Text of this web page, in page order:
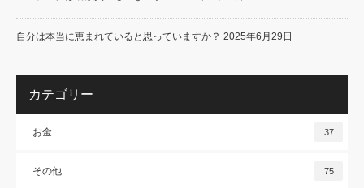
自分は本当に恵まれていると思っていますか？ 2025年6月29日
カテゴリー
お金 37
その他 75